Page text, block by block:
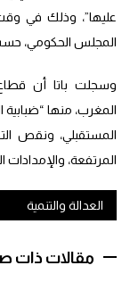
عليها”، وذلك في
المجلس الحكومي،
وسجلت باتا أن
المغرب، منها
المستقبلي، ونقص
المرتفعة، والإمدادات
العدالة والتنمية
مقالات ذات